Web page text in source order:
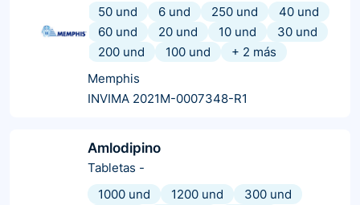
50 und
6 und 250 und
40 und
60 und
20 und 10 und
30 und
200 und
100 und + 2 más
Memphis
INVIMA 2021M-0007348-R1
Amlodipino
Tabletas -
1000 und
1200 und
300 und